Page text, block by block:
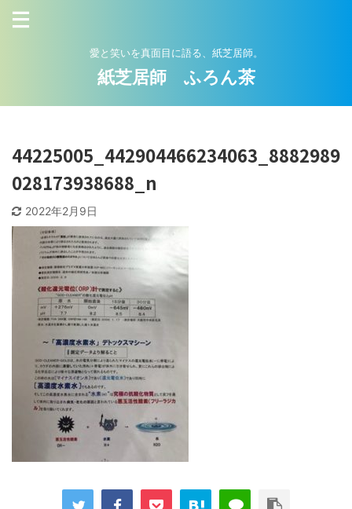
愛と笑いを真面目に語る、紙芝居師。
紙芝居師 ふろん茶
44225005_442904466234063_8882989
028173938688_n
2022年2月9日